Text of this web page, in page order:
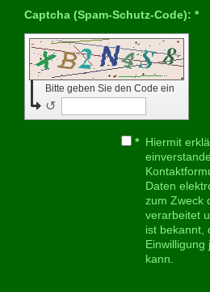
Captcha (Spam-Schutz-Code): *
Bitte geben Sie den Code ein
↺
* Hiermit
Daten
zum Zweck
verarbeitet
ist bekannt,
Einwilligung
kann.